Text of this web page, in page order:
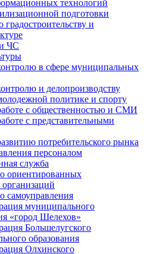
технологий
подготовки
градостроительству и
ЧС
в сфере муниципальных
и делопроизводству
политике и спорту
с общественностью и СМИ
с представительными
потребительского рынка
персоналом
служба
ориентированных
самоуправления
муниципального
«город Шелехов»
Большелугского
образования
Олхинского